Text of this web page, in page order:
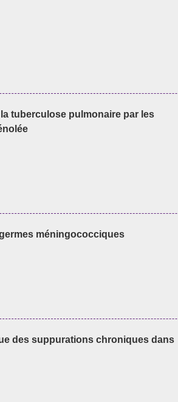
tuberculose pulmonaire par les
méningococciques
des suppurations chroniques dans